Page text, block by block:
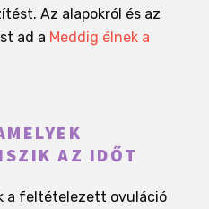
Az alapokról és az
ad a Meddig élnek a
AZ IDŐT
a feltételezett ovuláció